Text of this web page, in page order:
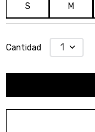
S M
Cantidad 1